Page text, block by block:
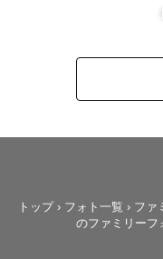
トップ › フォト一覧 › ファ
のファミリーフ